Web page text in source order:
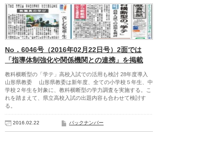
No．6046号（2016年02月22日号）2面では
「指導体制強化や関係機関との連携」を掲載
教科横断型の「学テ」高校入試での活用も検討 28年度導入
山形県教委 山形県教委は新年度、全ての小学校５年生、中
学校２年生を対象に、教科横断型の学力調査を実施する。こ
れを踏まえて、県立高校入試の出題内容も合わせて検討す
る。
2016.02.22 バックナンバー